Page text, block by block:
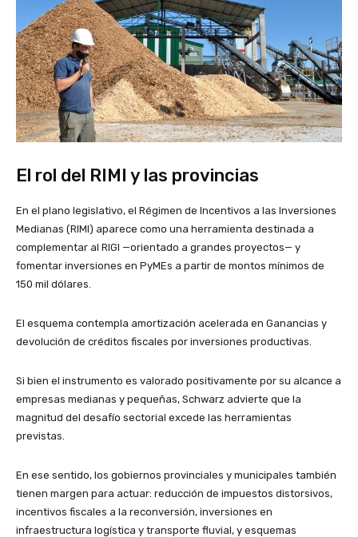
El rol del RIMI y las provincias
En el plano legislativo, el Régimen de Incentivos a las Inversiones
Medianas (RIMI) aparece como una herramienta destinada a
complementar al RIGI —orientado a grandes proyectos— y
fomentar inversiones en PyMEs a partir de montos mínimos de
150 mil dólares.
El esquema contempla amortización acelerada en Ganancias y
devolución de créditos fiscales por inversiones productivas.
Si bien el instrumento es valorado positivamente por su alcance a
empresas medianas y pequeñas, Schwarz advierte que la
magnitud del desafío sectorial excede las herramientas
previstas.
En ese sentido, los gobiernos provinciales y municipales también
tienen margen para actuar: reducción de impuestos distorsivos,
incentivos fiscales a la reconversión, inversiones en
infraestructura logística y transporte fluvial, y esquemas